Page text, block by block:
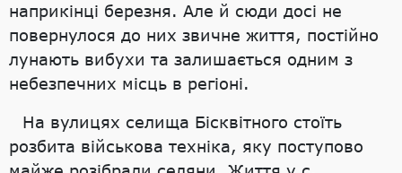
наприкінці березня. Але й сюди досі не
повернулося до них звичне життя, постійно
лунають вибухи та залишається одним з
небезпечних місць в регіоні.
На вулицях селища Бісквітного стоїть
розбита військова техніка, яку поступово